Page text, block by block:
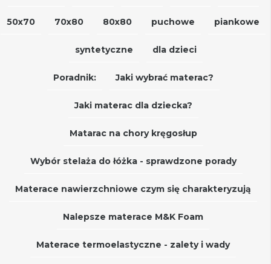
50x70 70x80 80x80 puchowe piankowe
syntetyczne dla dzieci
Poradnik: Jaki wybrać materac?
Jaki materac dla dziecka?
Matarac na chory kręgosłup
Wybór stelaża do łóżka - sprawdzone porady
Materace nawierzchniowe czym się charakteryzują
Nalepsze materace M&K Foam
Materace termoelastyczne - zalety i wady